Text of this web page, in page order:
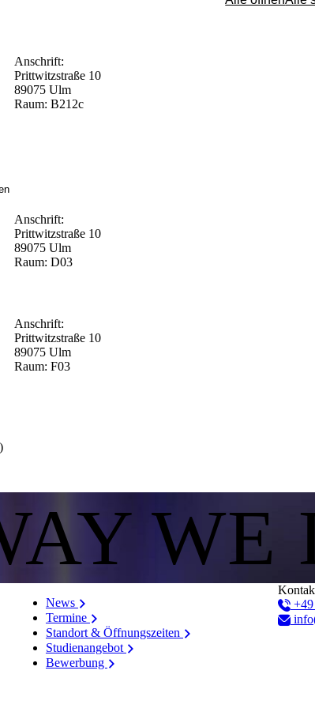
Anschrift:
Prittwitzstraße 10
89075 Ulm
Raum: B212c
Anschrift:
Prittwitzstraße 10
89075 Ulm
Raum: D03
Anschrift:
Prittwitzstraße 10
89075 Ulm
Raum: F03
WE
News
Termine
Standort & Öffnungszeiten
Studienangebot
Bewerbung
+49